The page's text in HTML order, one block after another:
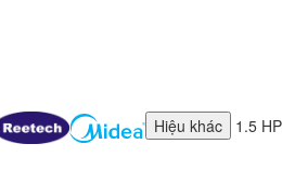
Hiệu khác
1.5 HP